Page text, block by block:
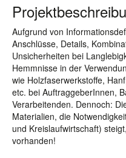
Aufgrund von
Anschlüsse, Details,
Unsicherheiten bei
Hemmnisse in der
wie Holzfaserwerkstoffe,
etc. bei AuftraggeberInnen,
Verarbeitenden. Dennoch:
Materialien, die
und Kreislaufwirtschaft)
vorhanden!